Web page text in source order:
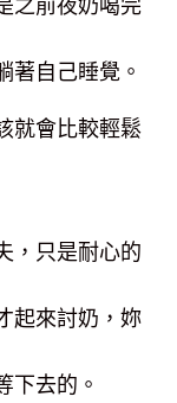
著自己睡覺。
就會比較輕鬆
，只是耐心的
起來討奶，妳
下去的。